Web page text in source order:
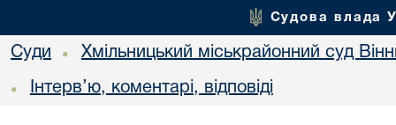
Судова влада
Суди • Хмільницький міськрайонний суд
• Інтерв’ю, коментарі, відповіді